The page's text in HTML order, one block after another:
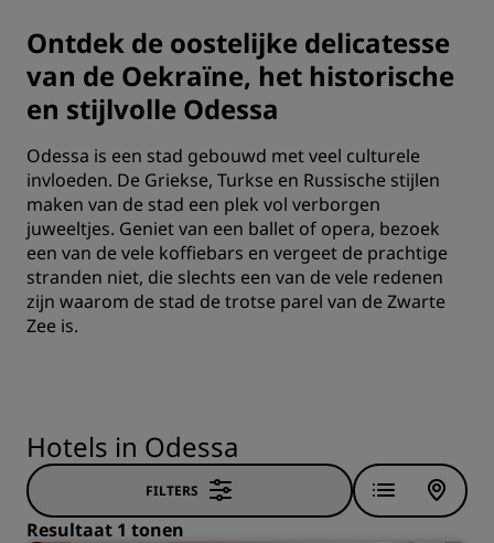
Ontdek de oostelijke delicatesse
van de Oekraïne, het historische
en stijlvolle Odessa
Odessa is een stad gebouwd met veel culturele
invloeden. De Griekse, Turkse en Russische stijlen
maken van de stad een plek vol verborgen
juweeltjes. Geniet van een ballet of opera, bezoek
een van de vele koffiebars en vergeet de prachtige
stranden niet, die slechts een van de vele redenen
zijn waarom de stad de trotse parel van de Zwarte
Zee is.
Hotels in Odessa
FILTERS
Resultaat 1 tonen